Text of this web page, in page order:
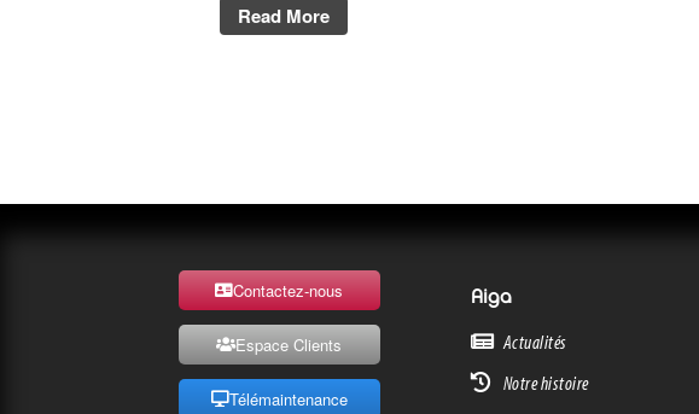
Read More
Contactez-nous
Espace Clients
Télémaintenance
Aiga
Actualités
Notre histoire